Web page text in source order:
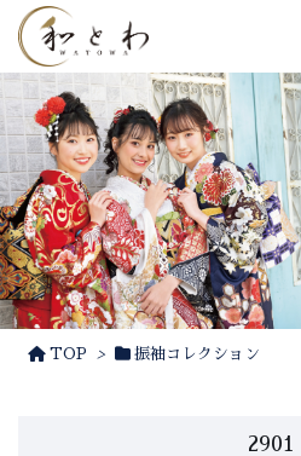
TOP > 振袖コレクション
2901